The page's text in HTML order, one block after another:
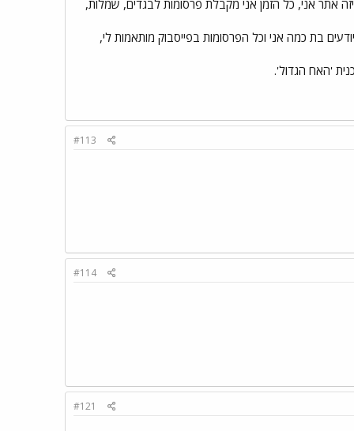
אתר אני, כל הזמן אני מקבלת פרסומות לבגדים, שמלות,
בת כמה אני וכל הפרסומות בפייסבוק מותאמות לי,
#113
#114
#121